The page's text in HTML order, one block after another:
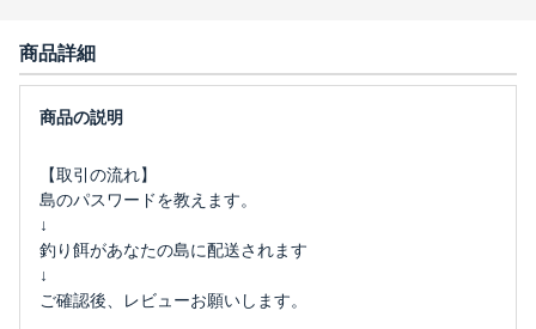
商品詳細
【取引の流れ】
島のパスワードを教えます。
↓
釣り餌があなたの島に配送されます
↓
ご確認後、レビューお願いします。